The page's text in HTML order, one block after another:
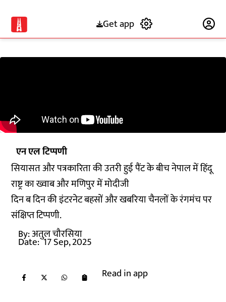
Get app
एन एल टिप्पणी
सियासत और पत्रकारिता की उतरी हुई पैंट के बीच नेपाल में हिंदू
राष्ट्र का ख्वाब और मणिपुर में मोदीजी
दिन ब दिन की इंटरनेट बहसों और खबरिया चैनलों के रंगमंच पर
संक्षिप्त टिप्पणी.
By:अतुल चौरसिया
Date: 17 Sep, 2025
Read in app